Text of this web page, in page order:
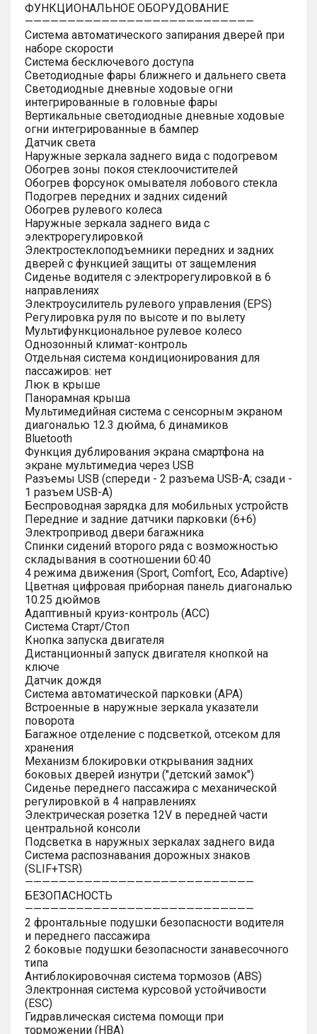
ФУНКЦИОНАЛЬНОЕ ОБОРУДОВАНИЕ
———————————————————————————
Система автоматического запирания дверей при
наборе скорости
Система бесключевого доступа
Светодиодные фары ближнего и дальнего света
Светодиодные дневные ходовые огни
интегрированные в головные фары
Вертикальные светодиодные дневные ходовые
огни интегрированные в бампер
Датчик света
Наружные зеркала заднего вида с подогревом
Обогрев зоны покоя стеклоочистителей
Обогрев форсунок омывателя лобового стекла
Подогрев передних и задних сидений
Обогрев рулевого колеса
Наружные зеркала заднего вида с
электрорегулировкой
Электростеклоподъемники передних и задних
дверей с функцией защиты от защемления
Сиденье водителя с электрорегулировкой в 6
направлениях
Электроусилитель рулевого управления (EPS)
Регулировка руля по высоте и по вылету
Мультифункциональное рулевое колесо
Однозонный климат-контроль
Отдельная система кондиционирования для
пассажиров: нет
Люк в крыше
Панорамная крыша
Мультимедийная система с сенсорным экраном
диагональю 12.3 дюйма, 6 динамиков
Bluetooth
Функция дублирования экрана смартфона на
экране мультимедиа через USB
Разъемы USB (спереди - 2 разъема USB-A; сзади -
1 разъем USB-A)
Беспроводная зарядка для мобильных устройств
Передние и задние датчики парковки (6+6)
Электропривод двери багажника
Спинки сидений второго ряда с возможностью
складывания в соотношении 60:40
4 режима движения (Sport, Comfort, Eco, Adaptive)
Цветная цифровая приборная панель диагональю
10.25 дюймов
Адаптивный круиз-контроль (ACC)
Система Старт/Стоп
Кнопка запуска двигателя
Дистанционный запуск двигателя кнопкой на
ключе
Датчик дождя
Система автоматической парковки (APA)
Встроенные в наружные зеркала указатели
поворота
Багажное отделение с подсветкой, отсеком для
хранения
Механизм блокировки открывания задних
боковых дверей изнутри ("детский замок")
Сиденье переднего пассажира с механической
регулировкой в 4 направлениях
Электрическая розетка 12V в передней части
центральной консоли
Подсветка в наружных зеркалах заднего вида
Система распознавания дорожных знаков
(SLIF+TSR)
———————————————————————————
БЕЗОПАСНОСТЬ
———————————————————————————
2 фронтальные подушки безопасности водителя
и переднего пассажира
2 боковые подушки безопасности занавесочного
типа
Антиблокировочная система тормозов (ABS)
Электронная система курсовой устойчивости
(ESC)
Гидравлическая система помощи при
торможении (HBA)